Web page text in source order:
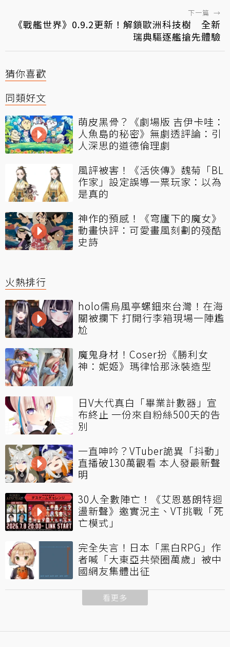
下一篇 →
《戰艦世界》0.9.2更新！解鎖歐洲科技樹 全新
瑞典驅逐艦搶先體驗
猜你喜歡
同類好文
萌皮黑骨？《劇場版 吉伊卡哇：
人魚島的秘密》無劇透評論：引
人深思的道德倫理劇
風評被害！《活俠傳》魏菊「BL
作家」設定誤導一票玩家：以為
是真的
神作的預感！《穹廬下的魔女》
動畫快評：可愛畫風刻劃的殘酷
史詩
火熱排行
holo儒烏風亭螺鈿來台灣！在海
關被攔下 打開行李箱現場一陣尷
尬
魔鬼身材！Coser扮《勝利女
神：妮姬》瑪律恰那泳裝造型
日V大代真白「畢業計數器」宣
布終止 一份來自粉絲500天的告
別
一直呻吟？VTuber詭異「抖動」
直播破130萬觀看 本人發最新聲
明
30人全數陣亡！《艾恩葛朗特迴
盪新聲》邀實況主、VT挑戰「死
亡模式」
完全失言！日本「黑白RPG」作
者喊「大東亞共榮圈萬歲」被中
國網友集體出征
看更多